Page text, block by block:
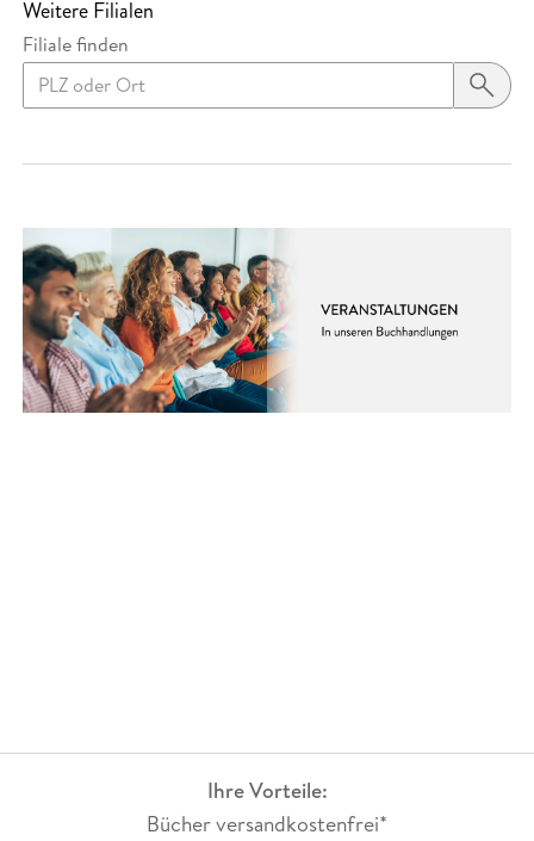
Weitere Filialen
Filiale finden
Ihre Vorteile:
Bücher versandkostenfrei*